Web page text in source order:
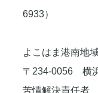
6933）
よこはま港南地
〒234-0056 横
苦情解決責任者